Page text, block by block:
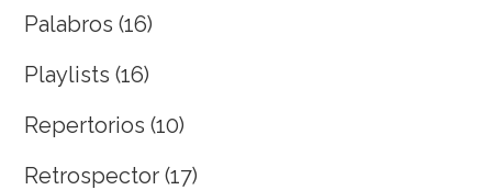
Palabros (16)
Playlists (16)
Repertorios (10)
Retrospector (17)